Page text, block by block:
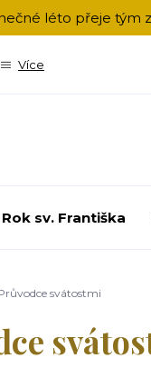
léto přeje tým
Více
Rok sv. Františka
svátostmi